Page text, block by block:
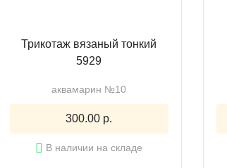
Трикотаж вязаный тонкий
5929
аквамарин №10
300.00 р.
В наличии на складе